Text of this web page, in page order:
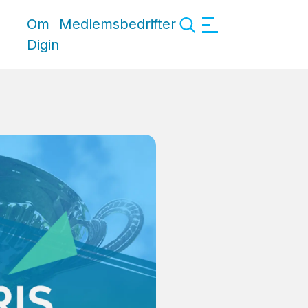
Om
Digin
Medlemsbedrifter